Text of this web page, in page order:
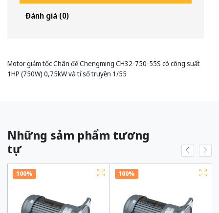
Đánh giá (0)
Motor giảm tốc Chân đế Chengming CH32-750-55S có công suất
1HP (750W) 0,75kW và tỉ số truyền 1/55
Những sảm phẩm tương
tự
100% 100%